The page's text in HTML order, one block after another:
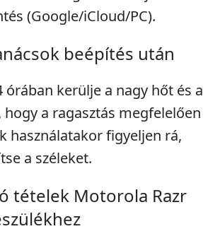
(Google/iCloud/PC).
beépítés után
órában kerülje a nagy hőt és a
hogy a ragasztás megfelelően
használatakor figyeljen rá,
a széleket.
tételek Motorola Razr